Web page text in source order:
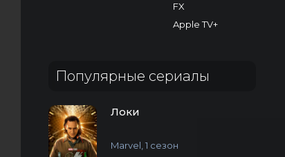
FX
Apple TV+
Популярные сериалы
Локи
Marvel, 1 сезон